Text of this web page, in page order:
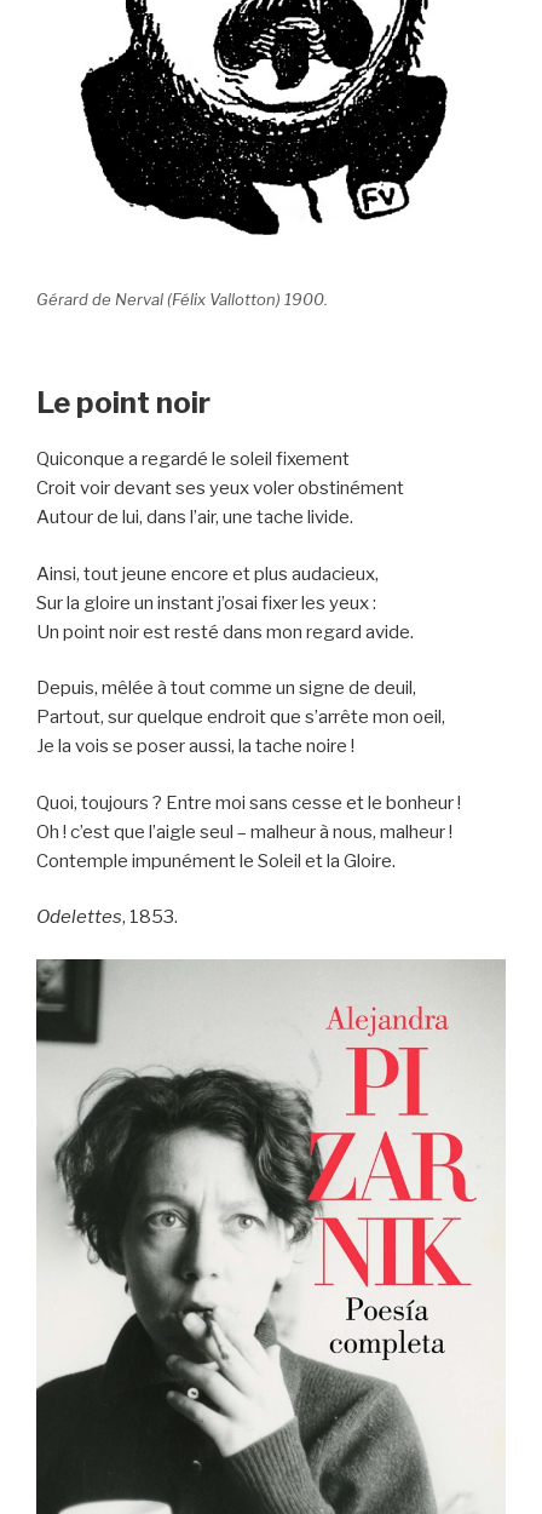
Gérard de Nerval (Félix Vallotton) 1900.
Le point noir
Quiconque a regardé le soleil fixement
Croit voir devant ses yeux voler obstinément
Autour de lui, dans l’air, une tache livide.
Ainsi, tout jeune encore et plus audacieux,
Sur la gloire un instant j’osai fixer les yeux :
Un point noir est resté dans mon regard avide.
Depuis, mêlée à tout comme un signe de deuil,
Partout, sur quelque endroit que s’arrête mon oeil,
Je la vois se poser aussi, la tache noire !
Quoi, toujours ? Entre moi sans cesse et le bonheur !
Oh ! c’est que l’aigle seul – malheur à nous, malheur !
Contemple impunément le Soleil et la Gloire.
Odelettes, 1853.